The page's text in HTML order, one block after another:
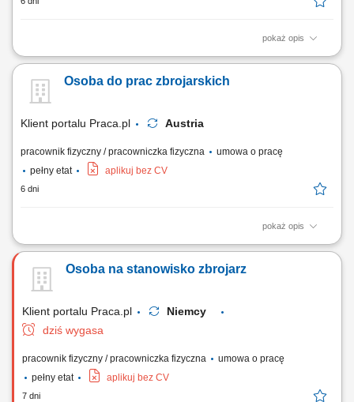
pokaż opis
Tworzenie konstrukcji stalowych, zbrojeniowych oraz siatek i szkieletów
stalowych na stanowisku pracy. Praca przy prestiżowych inwestycjach
inżynieryjnych, obejmujących m.in. budowę mostów, obiektów
Osoba do prac zbrojarskich
Klient portalu Praca.pl Austria
pracownik fizyczny / pracowniczka fizyczna
umowa o pracę
pełny etat
aplikuj bez CV
6 dni
pokaż opis
Tworzenie i montowanie konstrukcji stalowych, zbrojeń oraz siatek
Osoba na stanowisko zbrojarz
Klient portalu Praca.pl
Niemcy
dziś wygasa
pracownik fizyczny / pracowniczka fizyczna
umowa o pracę
pełny etat
aplikuj bez CV
7 dni